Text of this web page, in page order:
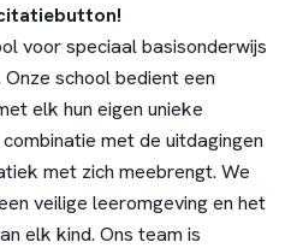
voor speciaal basisonderwijs
school bedient een
elk hun eigen unieke
met de uitdagingen
met zich meebrengt. We
veilige leeromgeving en het
elk kind. Ons team is